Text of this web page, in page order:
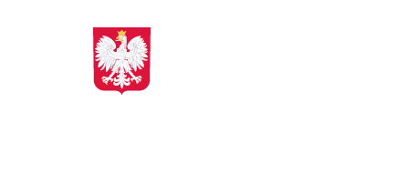
Biuletyn
Informacji
Publicznej